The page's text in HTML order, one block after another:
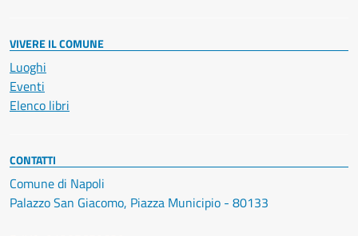
VIVERE IL COMUNE
Luoghi
Eventi
Elenco libri
CONTATTI
Comune di Napoli
Palazzo San Giacomo, Piazza Municipio - 80133